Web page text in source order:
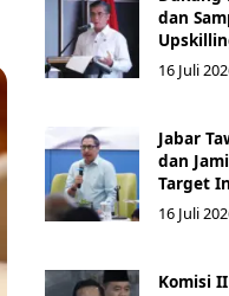
dan
16 Juli
Jabar
dan
Target
16 Juli
Komisi